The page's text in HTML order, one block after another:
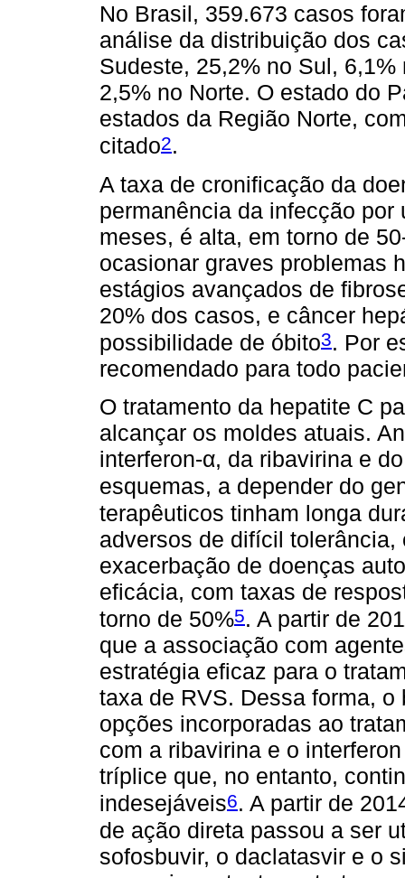
No Brasil, 359.673 casos
análise da distribuição dos
Sudeste, 25,2% no Sul,
2,5% no Norte. O estado do
estados da Região Norte,
citado2.
A taxa de cronificação da
permanência da infecção
meses, é alta, em torno de
ocasionar graves problemas
estágios avançados de
20% dos casos, e câncer
possibilidade de óbito3. Por
recomendado para todo
O tratamento da hepatite C
alcançar os moldes atuais.
interferon-α, da ribavirina e
esquemas, a depender do
terapêuticos tinham longa
adversos de difícil
exacerbação de doenças
eficácia, com taxas de
torno de 50%5. A partir de
que a associação com
estratégia eficaz para o
taxa de RVS. Dessa forma,
opções incorporadas ao
com a ribavirina e o
tríplice que, no entanto,
indesejáveis6. A partir de
de ação direta passou a ser
sofosbuvir, o daclatasvir e o